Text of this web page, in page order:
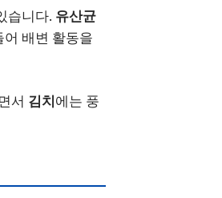
습니다. 유산균
배변 활동을
서 김치에는 풍